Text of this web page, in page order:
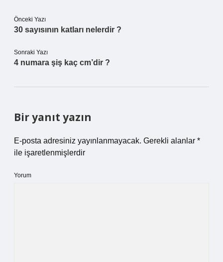
Önceki Yazı
30 sayısının katları nelerdir ?
Sonraki Yazı
4 numara şiş kaç cm’dir ?
Bir yanıt yazın
E-posta adresiniz yayınlanmayacak. Gerekli alanlar *
ile işaretlenmişlerdir
Yorum